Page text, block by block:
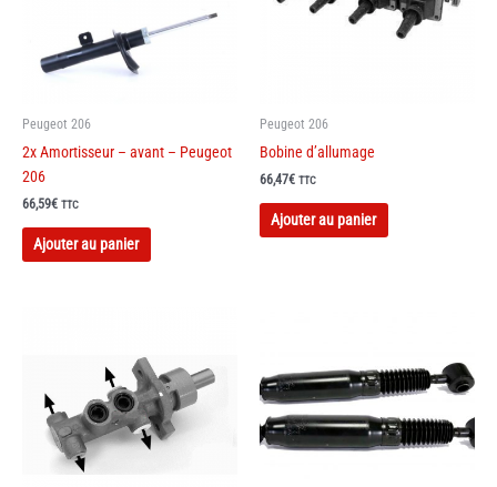
Peugeot 206
2x Amortisseur – avant – Peugeot
206
66,59€ TTC
Ajouter au panier
Peugeot 206
Bobine d’allumage
66,47€ TTC
Ajouter au panier